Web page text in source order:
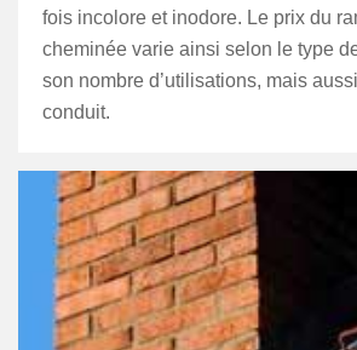
fois incolore et inodore. Le prix du
cheminée varie ainsi selon le type
son nombre d’utilisations, mais
conduit.